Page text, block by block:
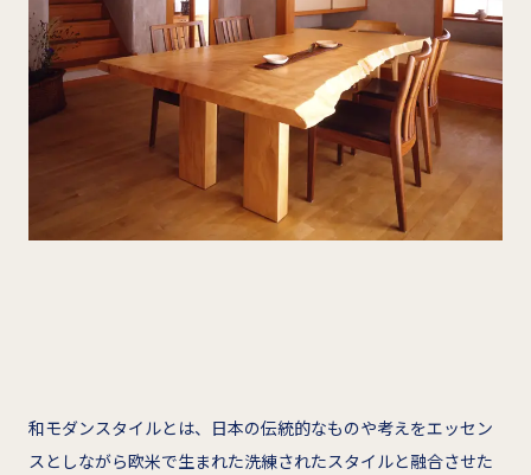
和モダンスタイルとは、日本の伝統的なものや考えをエッセン
スとしながら欧米で生まれた洗練されたスタイルと融合させた